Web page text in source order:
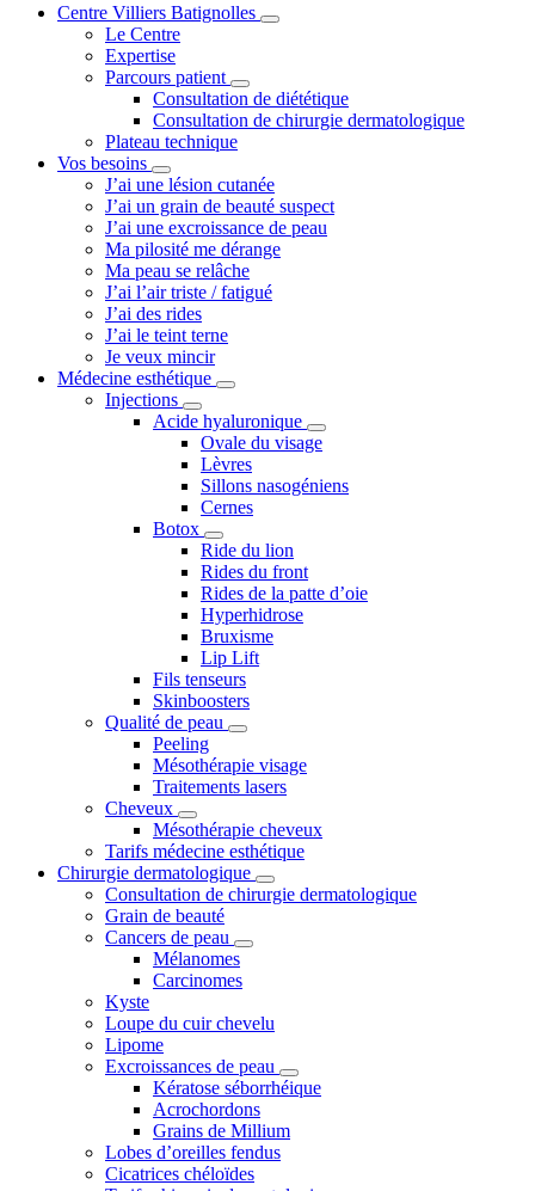
Centre Villiers Batignolles
Le Centre
Expertise
Parcours patient
Consultation de diététique
Consultation de chirurgie dermatologique
Plateau technique
Vos besoins
J’ai une lésion cutanée
J’ai un grain de beauté suspect
J’ai une excroissance de peau
Ma pilosité me dérange
Ma peau se relâche
J’ai l’air triste / fatigué
J’ai des rides
J’ai le teint terne
Je veux mincir
Médecine esthétique
Injections
Acide hyaluronique
Ovale du visage
Lèvres
Sillons nasogéniens
Cernes
Botox
Ride du lion
Rides du front
Rides de la patte d’oie
Hyperhidrose
Bruxisme
Lip Lift
Fils tenseurs
Skinboosters
Qualité de peau
Peeling
Mésothérapie visage
Traitements lasers
Cheveux
Mésothérapie cheveux
Tarifs médecine esthétique
Chirurgie dermatologique
Consultation de chirurgie dermatologique
Grain de beauté
Cancers de peau
Mélanomes
Carcinomes
Kyste
Loupe du cuir chevelu
Lipome
Excroissances de peau
Kératose séborrhéique
Acrochordons
Grains de Millium
Lobes d’oreilles fendus
Cicatrices chéloïdes